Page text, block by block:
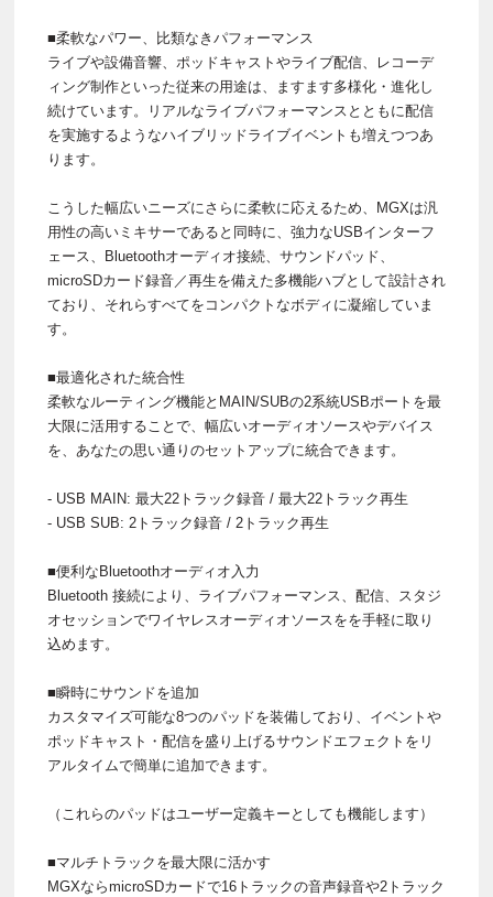
■柔軟なパワー、比類なきパフォーマンス
ライブや設備音響、ポッドキャストやライブ配信、レコーデ
ィング制作といった従来の用途は、ますます多様化・進化し
続けています。リアルなライブパフォーマンスとともに配信
を実施するようなハイブリッドライブイベントも増えつつあ
ります。
こうした幅広いニーズにさらに柔軟に応えるため、MGXは汎
用性の高いミキサーであると同時に、強力なUSBインターフ
ェース、Bluetoothオーディオ接続、サウンドパッド、
microSDカード録音／再生を備えた多機能ハブとして設計され
ており、それらすべてをコンパクトなボディに凝縮していま
す。
■最適化された統合性
柔軟なルーティング機能とMAIN/SUBの2系統USBポートを最
大限に活用することで、幅広いオーディオソースやデバイス
を、あなたの思い通りのセットアップに統合できます。
- USB MAIN: 最大22トラック録音 / 最大22トラック再生
- USB SUB: 2トラック録音 / 2トラック再生
■便利なBluetoothオーディオ入力
Bluetooth 接続により、ライブパフォーマンス、配信、スタジ
オセッションでワイヤレスオーディオソースをを手軽に取り
込めます。
■瞬時にサウンドを追加
カスタマイズ可能な8つのパッドを装備しており、イベントや
ポッドキャスト・配信を盛り上げるサウンドエフェクトをリ
アルタイムで簡単に追加できます。
（これらのパッドはユーザー定義キーとしても機能します）
■マルチトラックを最大限に活かす
MGXならmicroSDカードで16トラックの音声録音や2トラック